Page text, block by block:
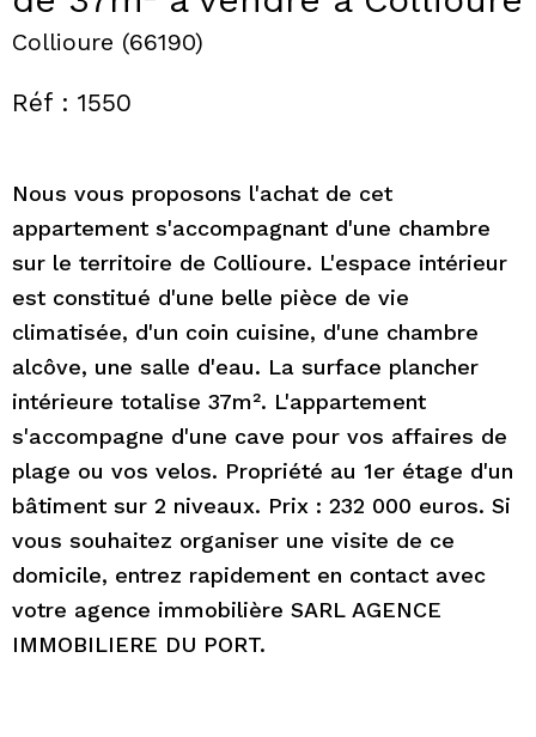
Collioure (66190)
Réf : 1550
Nous vous proposons l'achat de cet
appartement s'accompagnant d'une chambre
sur le territoire de Collioure. L'espace intérieur
est constitué d'une belle pièce de vie
climatisée, d'un coin cuisine, d'une chambre
alcôve, une salle d'eau. La surface plancher
intérieure totalise 37m². L'appartement
s'accompagne d'une cave pour vos affaires de
plage ou vos velos. Propriété au 1er étage d'un
bâtiment sur 2 niveaux. Prix : 232 000 euros. Si
vous souhaitez organiser une visite de ce
domicile, entrez rapidement en contact avec
votre agence immobilière SARL AGENCE
IMMOBILIERE DU PORT.